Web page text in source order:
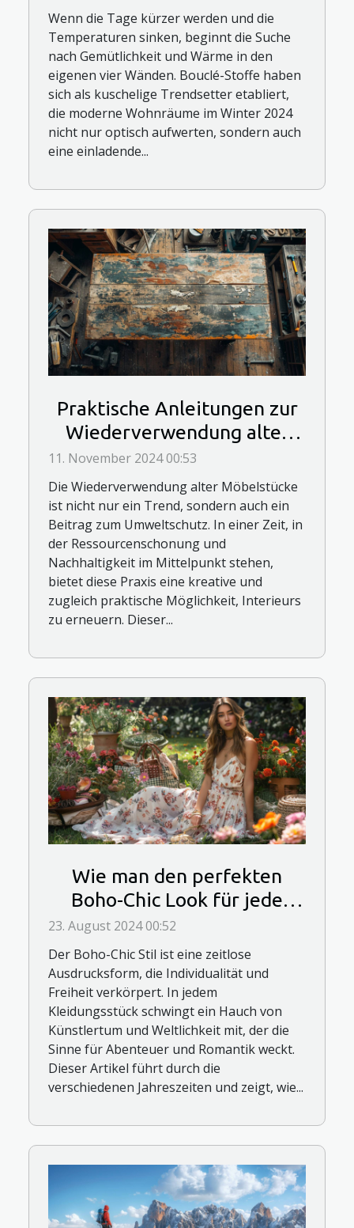
Wenn die Tage kürzer werden und die
Temperaturen sinken, beginnt die Suche
nach Gemütlichkeit und Wärme in den
eigenen vier Wänden. Bouclé-Stoffe haben
sich als kuschelige Trendsetter etabliert,
die moderne Wohnräume im Winter 2024
nicht nur optisch aufwerten, sondern auch
eine einladende...
Praktische Anleitungen zur
Wiederverwendung alter
Möbelstücke
11. November 2024 00:53
Die Wiederverwendung alter Möbelstücke
ist nicht nur ein Trend, sondern auch ein
Beitrag zum Umweltschutz. In einer Zeit, in
der Ressourcenschonung und
Nachhaltigkeit im Mittelpunkt stehen,
bietet diese Praxis eine kreative und
zugleich praktische Möglichkeit, Interieurs
zu erneuern. Dieser...
Wie man den perfekten
Boho-Chic Look für jede
Jahreszeit kreiert
23. August 2024 00:52
Der Boho-Chic Stil ist eine zeitlose
Ausdrucksform, die Individualität und
Freiheit verkörpert. In jedem
Kleidungsstück schwingt ein Hauch von
Künstlertum und Weltlichkeit mit, der die
Sinne für Abenteuer und Romantik weckt.
Dieser Artikel führt durch die
verschiedenen Jahreszeiten und zeigt, wie...